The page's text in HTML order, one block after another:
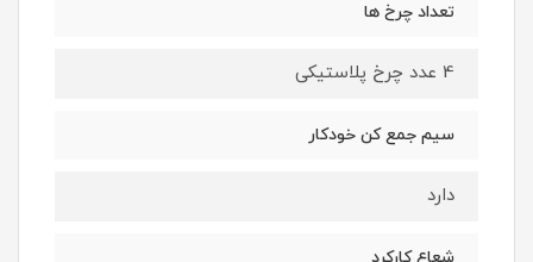
تعداد چرخ ها
4 عدد چرخ پلاستیکی
سیم جمع کن خودکار
دارد